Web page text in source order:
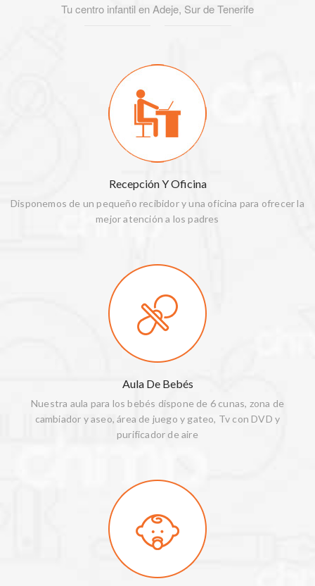
Tu centro infantil en Adeje, Sur de Tenerife
Recepción Y Oficina
Disponemos de un pequeño recibidor y una oficina para ofrecer la
mejor atención a los padres
Aula De Bebés
Nuestra aula para los bebés dispone de 6 cunas, zona de
cambiador y aseo, área de juego y gateo, Tv con DVD y
purificador de aire